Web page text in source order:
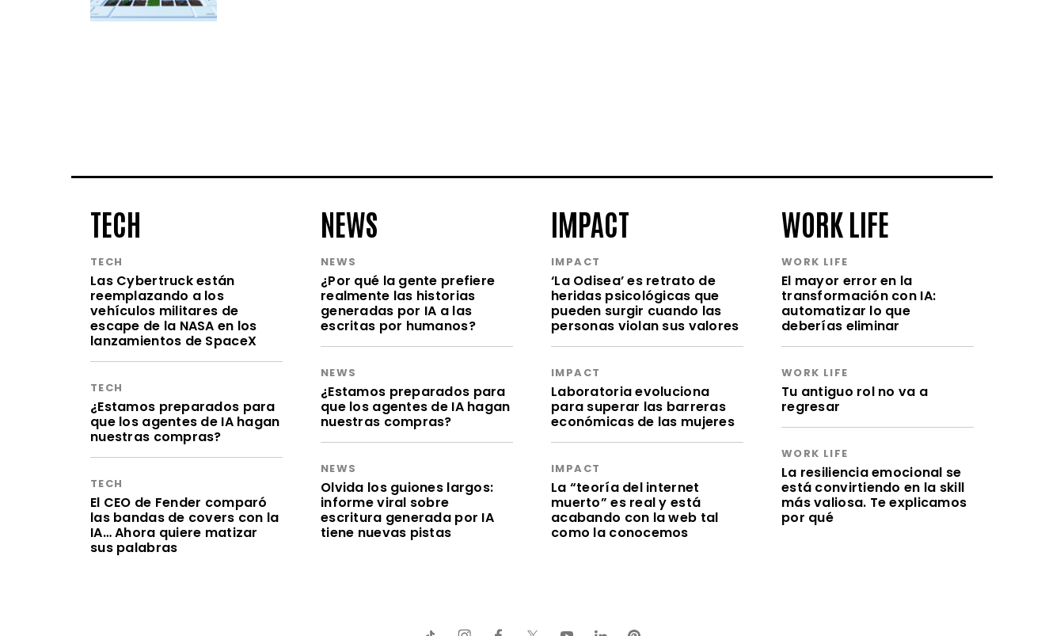
TECH
TECH
Las Cybertruck están
reemplazando a los
vehículos militares de
escape de la NASA en los
lanzamientos de SpaceX
TECH
¿Estamos preparados para
que los agentes de IA hagan
nuestras compras?
TECH
El CEO de Fender comparó
las bandas de covers con la
IA… Ahora quiere matizar
sus palabras
NEWS
NEWS
¿Por qué la gente prefiere
realmente las historias
generadas por IA a las
escritas por humanos?
NEWS
¿Estamos preparados para
que los agentes de IA hagan
nuestras compras?
NEWS
Olvida los guiones largos:
informe viral sobre
escritura generada por IA
tiene nuevas pistas
IMPACT
IMPACT
‘La Odisea’ es retrato de
heridas psicológicas que
pueden surgir cuando las
personas violan sus valores
IMPACT
Laboratoria evoluciona
para superar las barreras
económicas de las mujeres
IMPACT
La “teoría del internet
muerto” es real y está
acabando con la web tal
como la conocemos
WORK LIFE
WORK LIFE
El mayor error en la
transformación con IA:
automatizar lo que
deberías eliminar
WORK LIFE
Tu antiguo rol no va a
regresar
WORK LIFE
La resiliencia emocional se
está convirtiendo en la skill
más valiosa. Te explicamos
por qué